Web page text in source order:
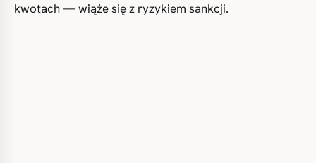
kwotach — wiąże się z ryzykiem sankcji.